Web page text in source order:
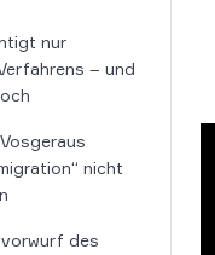
nur
– und
nicht
des